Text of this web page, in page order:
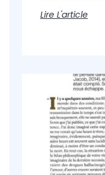
Lire L'article